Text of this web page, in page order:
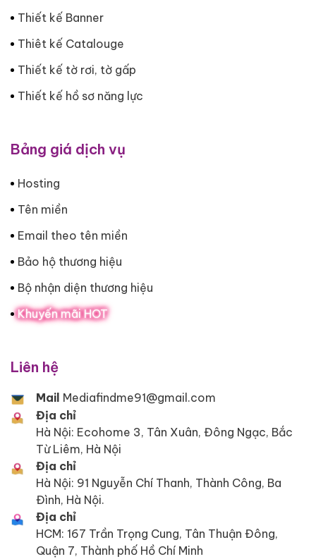
Thiết kế Banner
Thiêt kế Catalouge
Thiết kế tờ rơi, tờ gấp
Thiết kế hồ sơ năng lực
Bảng giá dịch vụ
Hosting
Tên miền
Email theo tên miền
Bảo hộ thương hiệu
Bộ nhận diện thương hiệu
Khuyến mãi HOT
Liên hệ
Mail Mediafindme91@gmail.com
Địa chỉ
Hà Nội: Ecohome 3, Tân Xuân, Đông Ngạc, Bắc
Từ Liêm, Hà Nội
Địa chỉ
Hà Nội: 91 Nguyễn Chí Thanh, Thành Công, Ba
Đình, Hà Nội.
Địa chỉ
HCM: 167 Trần Trọng Cung, Tân Thuận Đông,
Quận 7, Thành phố Hồ Chí Minh